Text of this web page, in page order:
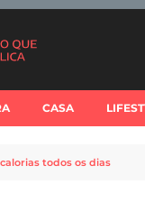
CASA
todos os dias